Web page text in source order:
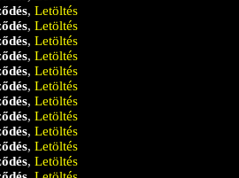
, Letöltés
, Letöltés
, Letöltés
, Letöltés
, Letöltés
, Letöltés
, Letöltés
, Letöltés
, Letöltés
, Letöltés
, Letöltés